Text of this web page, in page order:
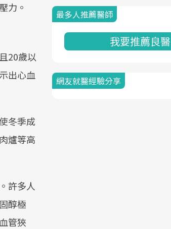
力。
20歲以
出心血
冬季成
爐等高
許多人
醇極
管狹
最多人推薦醫師
我要推薦良醫
網友就醫經驗分享